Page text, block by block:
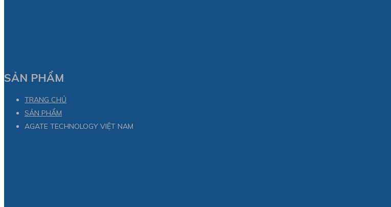
SẢN PHẨM
TRANG CHỦ
SẢN PHẨM
AGATE TECHNOLOGY VIỆT NAM